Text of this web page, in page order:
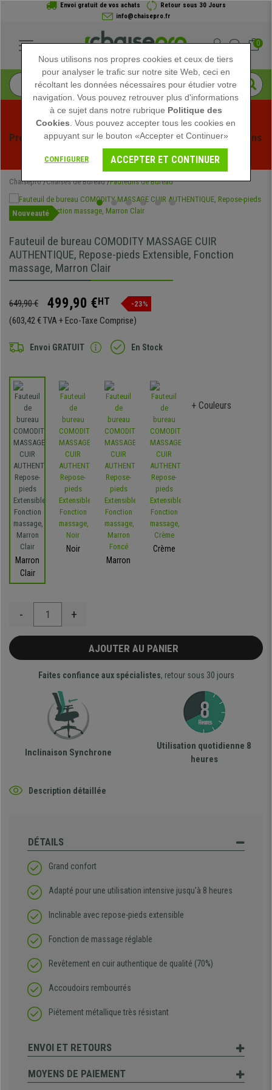
Envoi gratuit de vos achats
Retour sous 30 Jours
info@chaisepro.fr
0
Profitez des soldes d'été chez Chaisepro ! Des réductions
exclusives pour une durée limitée - Voir l'offre
Chaisepro Chaises de Bureau Fauteuils de Bureau
Nouveauté
Fauteuil de bureau COMODITY MASSAGE CUIR
AUTHENTIQUE, Repose-pieds Extensible, Fonction
massage, Marron Clair
649,90 € 499,90 €HT -23%
(603,42 € TVA + Eco-Taxe Comprise)
Envoi GRATUIT En Stock
Marron
Clair
Noir
Marron
Crème
+ Couleurs
- +
AJOUTER AU PANIER
Faites confiance aux spécialistes, retour sous 30 jours
Inclinaison Synchrone
Utilisation quotidienne 8
heures
Description détaillée
DÉTAILS
Grand confort
Adapté pour une utilisation intensive jusqu'à 8 heures
Inclinable avec repose-pieds extensible
Fonction de massage réglable
Revêtement en cuir authentique de qualité (70%)
Accoudoirs rembourrés
Piétement métallique très résistant
ENVOI ET RETOURS
MOYENS DE PAIEMENT
Nous utilisons nos propres cookies et ceux de tiers
pour analyser le trafic sur notre site Web, ceci en
récoltant les données nécessaires pour étudier votre
navigation. Vous pouvez retrouver plus d'informations
à ce sujet dans notre rubrique Politique des
Cookies . Vous pouvez accepter tous les cookies en
appuyant sur le bouton «Accepter et Continuer»
CONFIGURER ACCEPTER ET CONTINUER